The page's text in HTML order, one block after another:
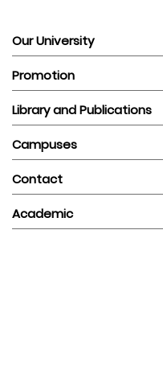
Our University
Promotion
Library and Publications
Campuses
Contact
Academic